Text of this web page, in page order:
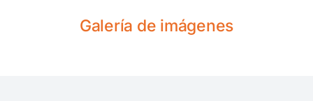
Galería de imágenes